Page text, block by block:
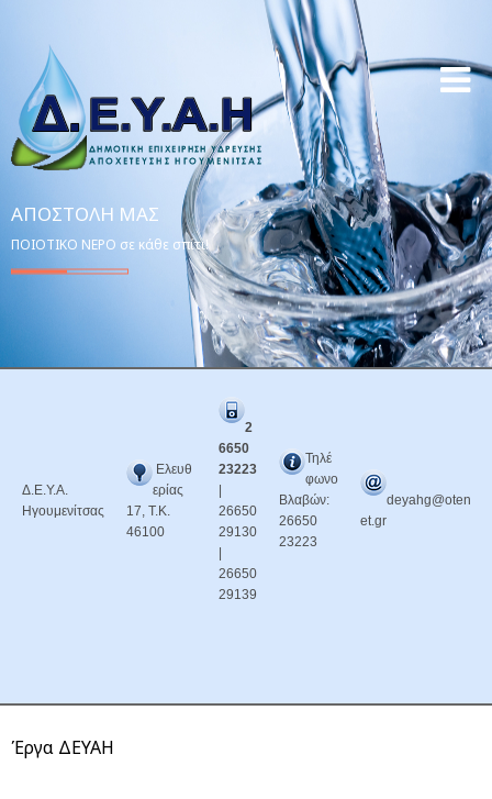
ΑΠΟΣΤΟΛΉ ΜΑΣ
ΠΟΙΟΤΙΚΟ ΝΕΡΟ σε κάθε σπίτι!
Δ.Ε.Υ.Α.
Ηγουμενίτσας
Ελευθ
ερίας
17, Τ.Κ.
46100
2
6650
23223
26650
29130
26650
29139
Τηλέ
φωνο
Βλαβών:
26650
23223
deyahg@oten
et.gr
Έργα ΔΕΥΑΗ